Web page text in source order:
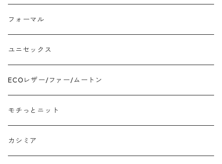
モチッとニット
ツイード
ジャガード
接触冷感
プリント柄物
フォーマル
ユニセックス
ECOレザー/ファー/ムートン
モチっとニット
カシミア